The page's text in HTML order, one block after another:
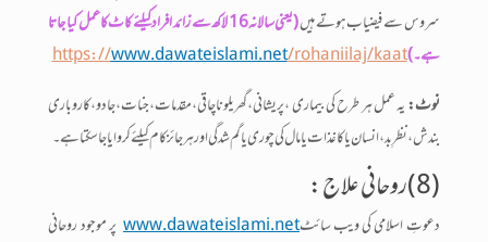
سروس سے فیضیاب ہوتے ہیں
(یعنی سالانہ16 لاکھ سے زائد افراد کیلئے کاٹ کاعمل کیا جاتا
ہے۔)
https://www.dawateislami.net/rohaniilaj/kaat
نوٹ:یہ عمل ہر طرح کی بیماری ،پریشانی،گھریلوناچاقی،مقدمات،جنات،جادو،کاروباری
بندش،نظرِ بد، انسان یا کاغذات یا مال کی چوری یا گم شدگی اور ہرجائز کام کیلئے کروایا جاسکتا ہے۔
(8)روحانی علاج :
دعوتِ اسلامی کی ویب سائٹwww.dawateislami.net پر موجود روحانی